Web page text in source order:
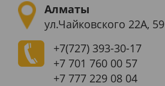
Алматы
ул.Чайковского 22А, 59
+7(727) 393-30-17
+7 701 760 00 57
+7 777 229 08 04